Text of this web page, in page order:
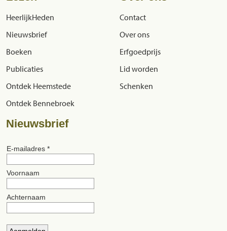
HeerlijkHeden
Nieuwsbrief
Boeken
Publicaties
Ontdek Heemstede
Ontdek Bennebroek
Contact
Over ons
Erfgoedprijs
Lid worden
Schenken
Nieuwsbrief